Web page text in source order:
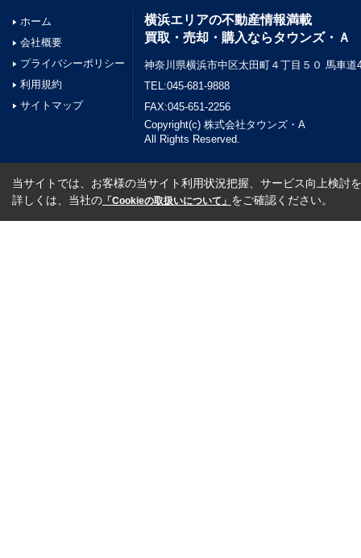
ホーム
会社概要
プライバシーポリシー
利用規約
サイトマップ
横浜エリアの不動産情報満載
買取・売却・購入ならタウンズ・Ａ
神奈川県横浜市中区太田町４丁目５０ 馬車道
TEL:045-681-9888
FAX:045-651-2256
Copyright(c) 株式会社タウンズ・A
All Rights Reserved.
当サイトでは、お客様の当サイト利用状況把握、サービス向上検討
詳しくは、当社の 「Cookieの取扱いについて」 をご確認ください。